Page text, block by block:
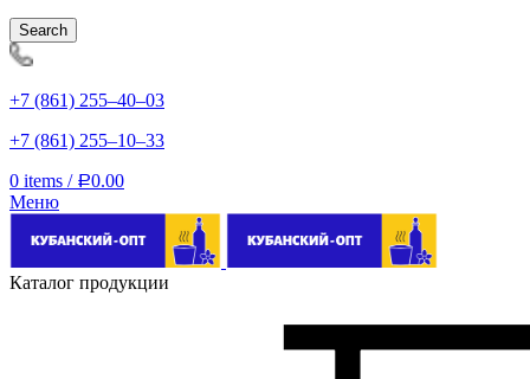
Search
+7 (861) 255‒40‒03
+7 (861) 255‒10‒33
0 items / Р0.00
Меню
Каталог продукции